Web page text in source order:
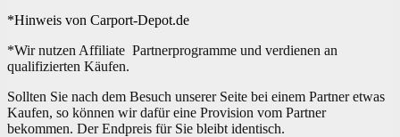
*Hinweis von Carport-Depot.de
*Wir nutzen Affiliate Partnerprogramme und verdienen an
qualifizierten Käufen.
Sollten Sie nach dem Besuch unserer Seite bei einem Partner etwas
Kaufen, so können wir dafür eine Provision vom Partner
bekommen. Der Endpreis für Sie bleibt identisch.